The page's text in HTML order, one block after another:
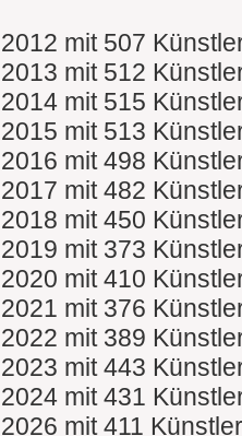
2012 mit 507
2013 mit 512
2014 mit 515
2015 mit 513
2016 mit 498
2017 mit 482
2018 mit 450
2019 mit 373
2020 mit 410
2021 mit 376
2022 mit 389
2023 mit 443
2024 mit 431
2026 mit 411